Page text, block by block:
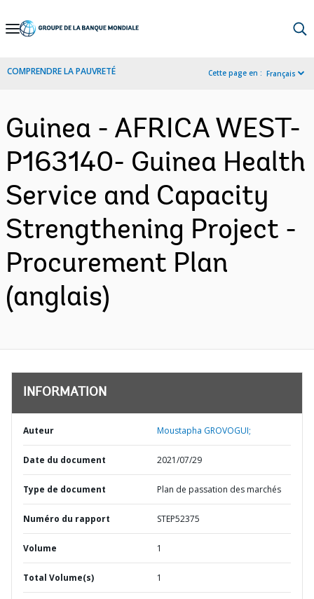
Skip
Navigation
COMPRENDRE LA PAUVRETÉ Cette page en : Français
Guinea - AFRICA WEST-
P163140- Guinea Health
Service and Capacity
Strengthening Project -
Procurement Plan
(anglais)
INFORMATION
Auteur Moustapha GROVOGUI;
Date du document 2021/07/29
Type de document Plan de passation des marchés
Numéro du rapport STEP52375
Volume 1
Total Volume(s) 1